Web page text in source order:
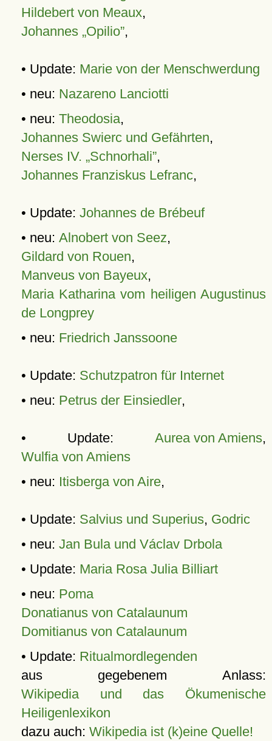
Hildebert von Meaux,
Johannes „Opilio”,
• Update: Marie von der Menschwerdung
• neu: Nazareno Lanciotti
• neu: Theodosia,
Johannes Swierc und Gefährten,
Nerses IV. „Schnorhali”,
Johannes Franziskus Lefranc,
• Update: Johannes de Brébeuf
• neu: Alnobert von Seez,
Gildard von Rouen,
Manveus von Bayeux,
Maria Katharina vom heiligen Augustinus
de Longprey
• neu: Friedrich Janssoone
• Update: Schutzpatron für Internet
• neu: Petrus der Einsiedler,
• Update: Aurea von Amiens,
Wulfia von Amiens
• neu: Itisberga von Aire,
• Update: Salvius und Superius, Godric
• neu: Jan Bula und Václav Drbola
• Update: Maria Rosa Julia Billiart
• neu: Poma
Donatianus von Catalaunum
Domitianus von Catalaunum
• Update: Ritualmordlegenden
aus gegebenem Anlass:
Wikipedia und das Ökumenische
Heiligenlexikon
dazu auch: Wikipedia ist (k)eine Quelle!